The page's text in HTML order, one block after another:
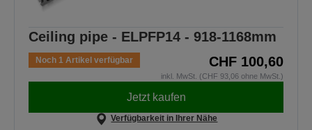
Ceiling pipe - ELPFP14 - 918-1168mm
Noch 1 Artikel verfügbar CHF 100,60
inkl. MwSt. (CHF 93,06 ohne MwSt.)
Jetzt kaufen
Verfügbarkeit in Ihrer Nähe